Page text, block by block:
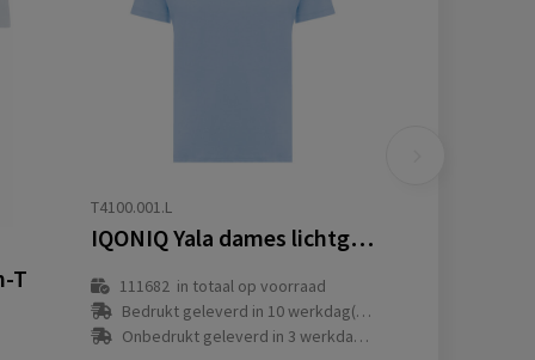
T
T4100.001.L
IQONIQ Yala dames lichtgewicht gerecycled katoen t-shirt
111682 in totaal op voorraad
Bedrukt geleverd in 10 werkdag(en)
Onbedrukt geleverd in 3 werkdag(en)